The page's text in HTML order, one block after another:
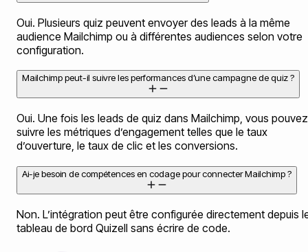
Oui. Plusieurs quiz peuvent envoyer des leads à la même
audience Mailchimp ou à différentes audiences selon votre
configuration.
Mailchimp peut-il suivre les performances d’une campagne de quiz ?
Oui. Une fois les leads de quiz dans Mailchimp, vous pouvez
suivre les métriques d’engagement telles que le taux
d’ouverture, le taux de clic et les conversions.
Ai-je besoin de compétences en codage pour connecter Mailchimp ?
Non. L’intégration peut être configurée directement depuis
tableau de bord Quizell sans écrire de code.